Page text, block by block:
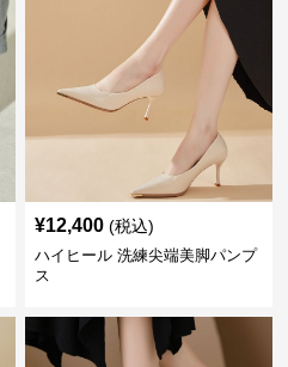
¥12,400 (税込)
ハイヒール 洗練尖端美脚パンプ
ス